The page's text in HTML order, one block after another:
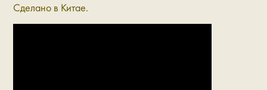
Сделано в Китае.